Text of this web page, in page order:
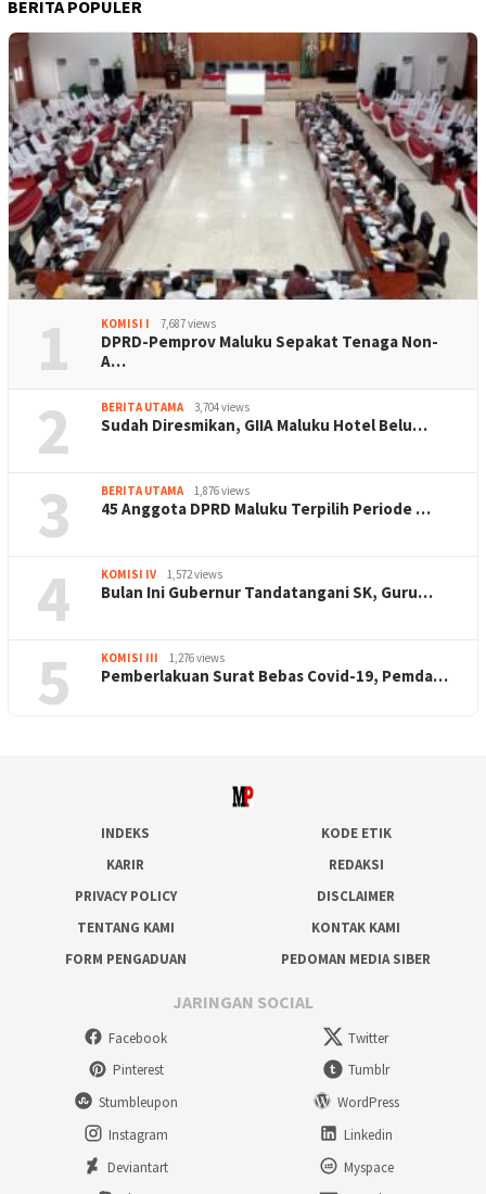
BERITA POPULER
1 KOMISI I 7,687 views
DPRD-Pemprov Maluku Sepakat Tenaga Non-
A…
2 BERITA UTAMA 3,704 views
Sudah Diresmikan, GIIA Maluku Hotel Belu…
3 BERITA UTAMA 1,876 views
45 Anggota DPRD Maluku Terpilih Periode …
4 KOMISI IV 1,572 views
Bulan Ini Gubernur Tandatangani SK, Guru…
5 KOMISI III 1,276 views
Pemberlakuan Surat Bebas Covid-19, Pemda…
INDEKS
KODE ETIK
KARIR
REDAKSI
PRIVACY POLICY
DISCLAIMER
TENTANG KAMI
KONTAK KAMI
FORM PENGADUAN
PEDOMAN MEDIA SIBER
JARINGAN SOCIAL
Facebook
Twitter
Pinterest
Tumblr
Stumbleupon
WordPress
Instagram
Linkedin
Deviantart
Myspace